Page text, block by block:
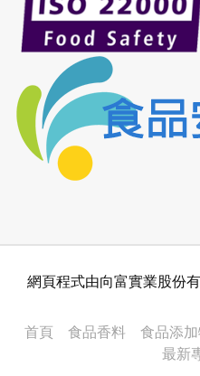
網頁程式由向富實業股份
首頁 食品香料 食品添加
最新